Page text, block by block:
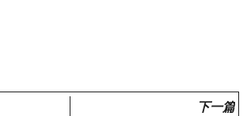
下一篇